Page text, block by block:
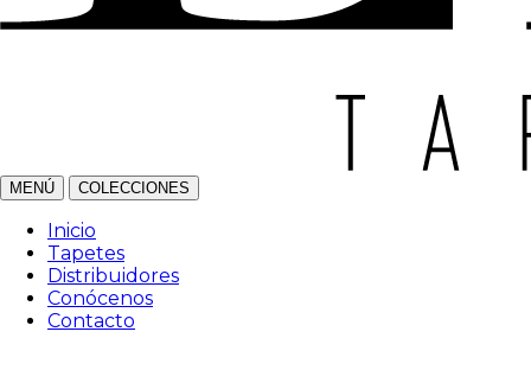
MENÚ COLECCIONES
Inicio
Tapetes
Distribuidores
Conócenos
Contacto